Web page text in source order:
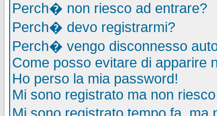
Perch� non riesco ad entrare?
Perch� devo registrarmi?
Perch� vengo disconnesso
Come posso evitare di apparire
Ho perso la mia password!
Mi sono registrato ma non